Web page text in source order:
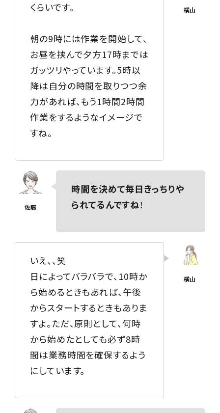
くらいです。
朝の9時には作業を開始して、
お昼を挟んで夕方17時までは
ガッツリやっています。5時以
降は自分の時間を取りつつ余
力があれば、もう1時間2時間
作業をするようなイメージで
すね。
時間を決めて毎日きっちりや
られてるんですね！
いえ、、笑
日によってバラバラで、10時か
ら始めるときもあれば、午後
からスタートするときもありま
すよ。ただ、原則として、何時
から始めたとしても必ず8時
間は業務時間を確保するよう
にしています。